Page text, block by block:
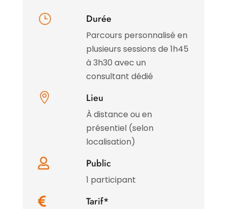
} Durée
Parcours personnalisé en
plusieurs sessions de 1h45
à 3h30 avec un
consultant dédié
 Lieu
À distance ou en
présentiel (selon
localisation)
 Public
1 participant
 Tarif*